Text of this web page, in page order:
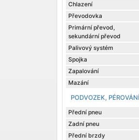
Chlazení
Převodovka
Primární převod,
sekundární převod
Palivový systém
Spojka
Zapalování
Mazání
PODVOZEK,
Přední pneu
Zadní pneu
Přední brzdy